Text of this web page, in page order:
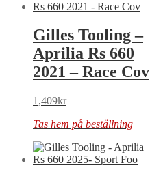
Gilles Tooling –
Aprilia Rs 660
2021 – Race Cov
1,409kr
Tas hem på beställning